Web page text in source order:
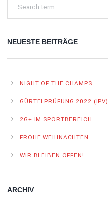
NEUESTE BEITRÄGE
NIGHT OF THE CHAMPS
GÜRTELPRÜFUNG 2022 (IPV)
2G+ IM SPORTBEREICH
FROHE WEIHNACHTEN
WIR BLEIBEN OFFEN!
ARCHIV